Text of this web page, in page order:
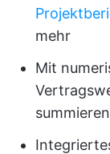
mehr
Mit
summieren